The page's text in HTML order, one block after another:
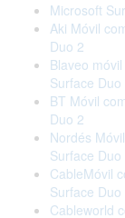
Microsoft
Aki Móvil
Duo 2
Blaveo
Surface Duo
BT Móvil
Duo 2
Nordés
Surface Duo
CableMóvil
Surface Duo
Cableworld